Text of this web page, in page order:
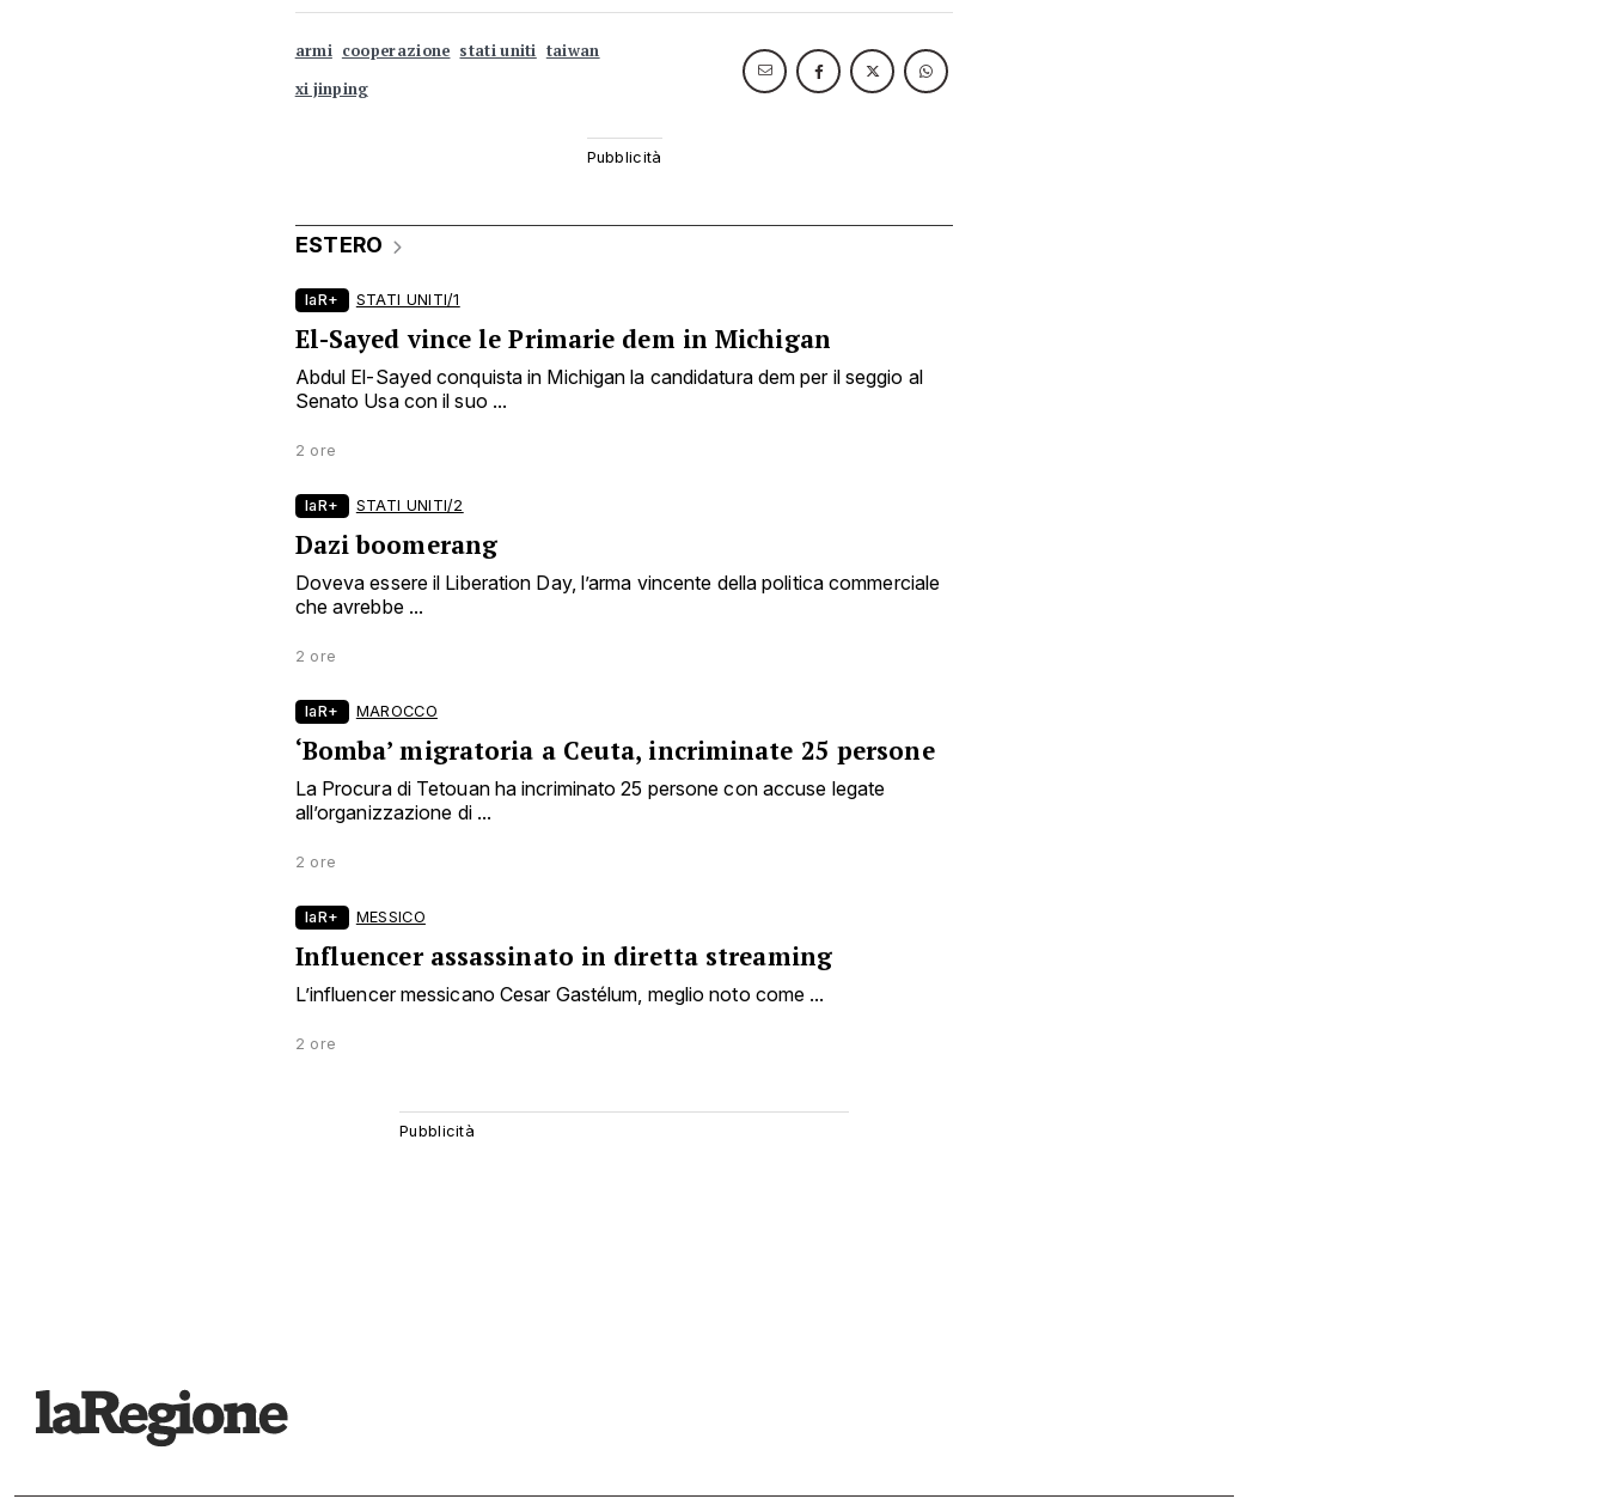
armi cooperazione stati uniti taiwan
xi jinping
ESTERO
laR+ STATI UNITI/1
El-Sayed vince le Primarie dem in Michigan
Abdul El-Sayed conquista in Michigan la candidatura dem per il seggio al
Senato Usa con il suo ...
2 ore
laR+ STATI UNITI/2
Dazi boomerang
Doveva essere il Liberation Day, l’arma vincente della politica commerciale
che avrebbe ...
2 ore
laR+ MAROCCO
‘Bomba’ migratoria a Ceuta, incriminate 25 persone
La Procura di Tetouan ha incriminato 25 persone con accuse legate
all’organizzazione di ...
2 ore
laR+ MESSICO
Influencer assassinato in diretta streaming
L’influencer messicano Cesar Gastélum, meglio noto come ...
2 ore